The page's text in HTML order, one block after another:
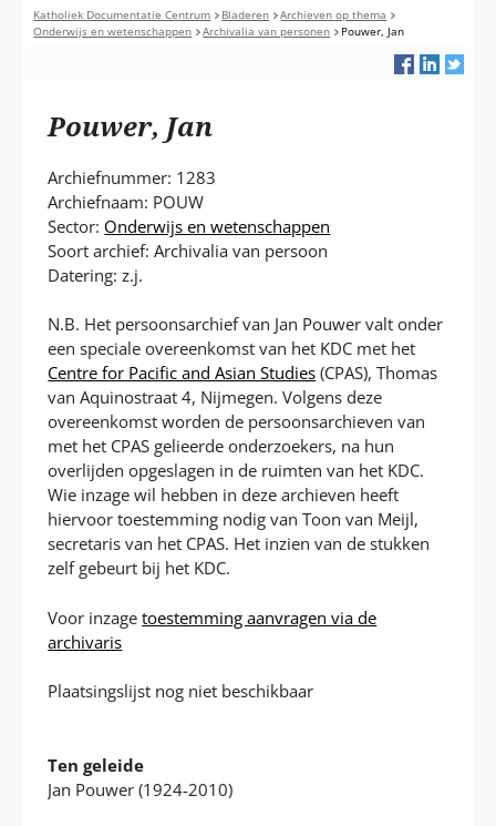
toegestaan
of
G
E
P
Katholiek Documentatie Centrum Bladeren
Archieven op thema
Onderwijs en wetenschappen
Archivalia van personen Pouwer, Jan
Pouwer, Jan
Archiefnummer: 1283
Archiefnaam: POUW
Sector: Onderwijs en wetenschappen
Soort archief: Archivalia van persoon
Datering: z.j.
N.B. Het persoonsarchief van Jan Pouwer valt onder
een speciale overeenkomst van het KDC met het
Centre for Pacific and Asian Studies (CPAS), Thomas
van Aquinostraat 4, Nijmegen. Volgens deze
overeenkomst worden de persoonsarchieven van
met het CPAS gelieerde onderzoekers, na hun
overlijden opgeslagen in de ruimten van het KDC.
Wie inzage wil hebben in deze archieven heeft
hiervoor toestemming nodig van Toon van Meijl,
secretaris van het CPAS. Het inzien van de stukken
zelf gebeurt bij het KDC.
Voor inzagetoestemming aanvragen via de
archivaris
Plaatsingslijst nog niet beschikbaar
Ten geleide
Jan Pouwer (1924-2010)